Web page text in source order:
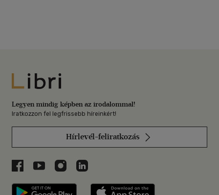
Libri
Legyen mindig képben az irodalommal!
Iratkozzon fel legfrissebb híreinkért!
Hírlevél-feliratkozás
Libri a Facebookon
Libri a Youtube-on
Libri az Instagramon
Libri a LinkedInen
Libri applikáció Szerezd meg: Google